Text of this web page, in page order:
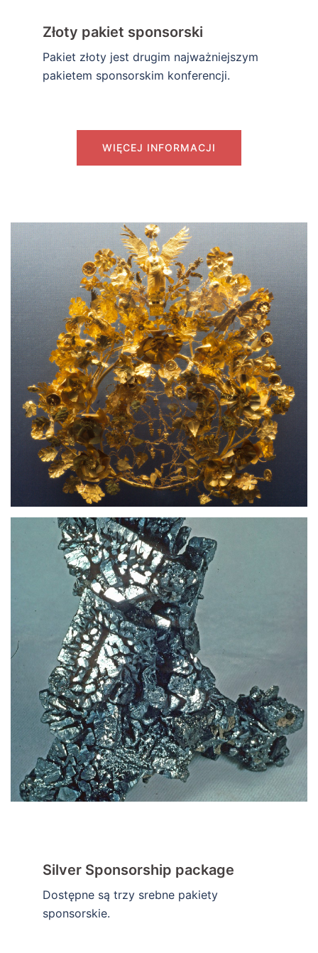
Złoty pakiet sponsorski
Pakiet złoty jest drugim najważniejszym
pakietem sponsorskim konferencji.
WIĘCEJ INFORMACJI
Silver Sponsorship package
Dostępne są trzy srebne pakiety
sponsorskie.